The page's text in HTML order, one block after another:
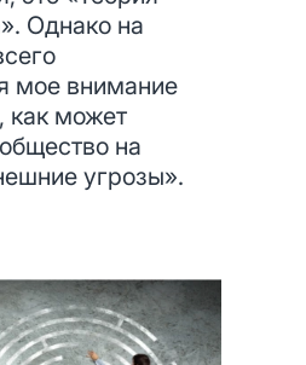
Однако на
мое внимание
как может
на
угрозы».